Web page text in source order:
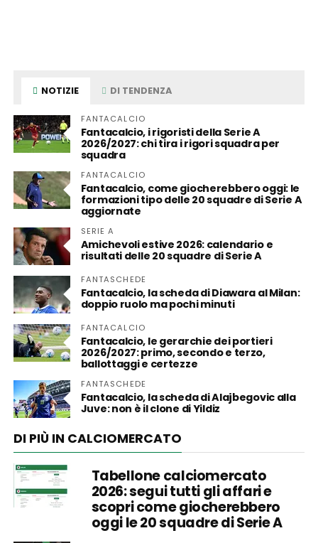
NOTIZIE DI TENDENZA
FANTACALCIO
Fantacalcio, i rigoristi della Serie A
2026/2027: chi tira i rigori squadra per
squadra
FANTACALCIO
Fantacalcio, come giocherebbero oggi: le
formazioni tipo delle 20 squadre di Serie A
aggiornate
SERIE A
Amichevoli estive 2026: calendario e
risultati delle 20 squadre di Serie A
FANTASCHEDE
Fantacalcio, la scheda di Diawara al Milan:
doppio ruolo ma pochi minuti
FANTACALCIO
Fantacalcio, le gerarchie dei portieri
2026/2027: primo, secondo e terzo,
ballottaggi e certezze
FANTASCHEDE
Fantacalcio, la scheda di Alajbegovic alla
Juve: non è il clone di Yildiz
DI PIÙ IN CALCIOMERCATO
Tabellone calciomercato
2026: segui tutti gli affari e
scopri come giocherebbero
oggi le 20 squadre di Serie A